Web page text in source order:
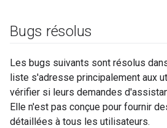
Bugs résolus
Les bugs suivants sont résolus
liste s'adresse principalement aux
vérifier si leurs demandes
Elle n'est pas conçue pour fournir
détaillées à tous les utilisateurs.